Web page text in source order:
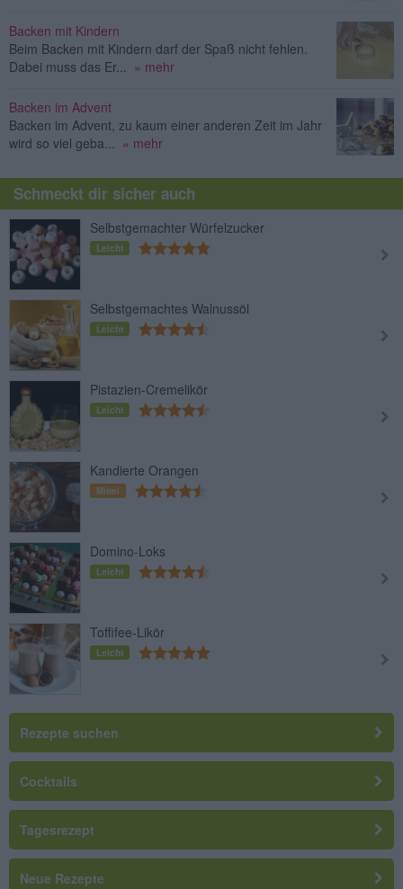
Backen mit Kindern
Beim Backen mit Kindern darf der Spaß nicht fehlen.
Dabei muss das Er...
» mehr
Backen im Advent
Backen im Advent, zu kaum einer anderen Zeit im Jahr
wird so viel geba...
» mehr
Schmeckt dir sicher auch
Selbstgemachter Würfelzucker
Leicht
Selbstgemachtes Walnussöl
Leicht
Pistazien-Cremelikör
Leicht
Kandierte Orangen
Mittel
Domino-Loks
Leicht
Toffifee-Likör
Leicht
Rezepte suchen
Cocktails
Tagesrezept
Neue Rezepte